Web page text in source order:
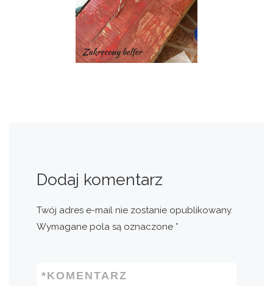
Dodaj komentarz
Twój adres e-mail nie zostanie opublikowany.
Wymagane pola są oznaczone *
KOMENTARZ
*